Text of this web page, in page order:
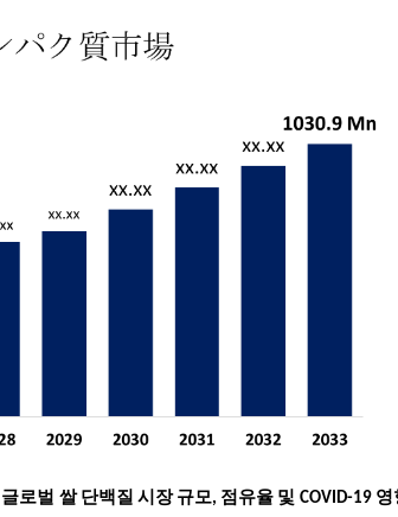
글로벌 쌀 단백질 시장 규모, 점유율 및 COVID-19 영